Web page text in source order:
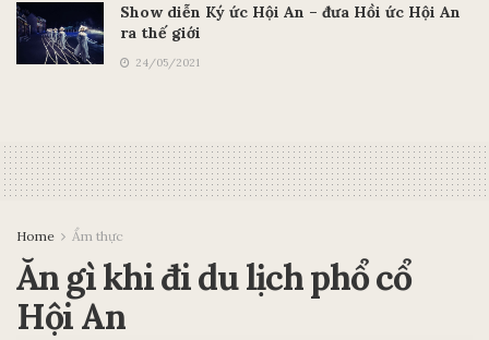
Show diễn Ký ức Hội An – đưa Hồi ức Hội An
ra thế giới
24/05/2021
Home Ẩm thực
Ăn gì khi đi du lịch phổ cổ
Hội An